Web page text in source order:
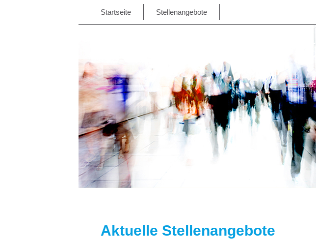
Startseite Stellenangebote
Aktuelle Stellenangebote